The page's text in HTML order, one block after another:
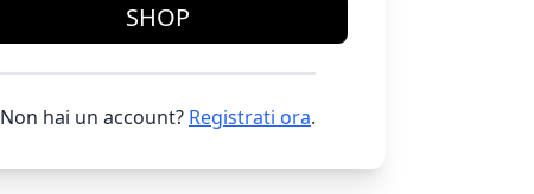
SHOP
Non hai un account? Registrati ora.